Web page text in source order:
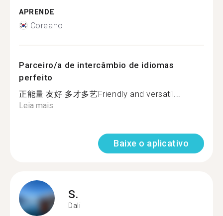
APRENDE
Coreano
Parceiro/a de intercâmbio de idiomas
perfeito
正能量 友好 多才多艺Friendly and versatil...
Leia mais
Baixe o aplicativo
S.
Dali